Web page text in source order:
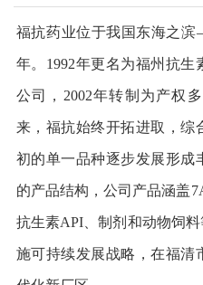
福抗药业位于我国东海之
年。1992年更名为福州抗生
公司，2002年转制为产权
来，福抗始终开拓进取，综
初的单一品种逐步发展形成
的产品结构，公司产品涵盖
抗生素API、制剂和动物饲
施可持续发展战略，在福清